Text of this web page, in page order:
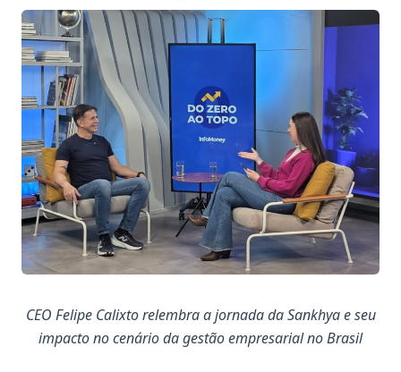
CEO Felipe Calixto relembra a jornada da Sankhya e seu
impacto no cenário da gestão empresarial no Brasil